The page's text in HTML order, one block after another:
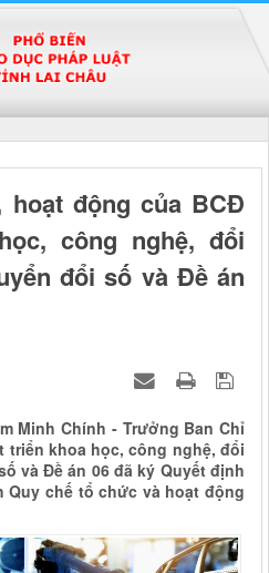
động của BCĐ
công nghệ, đổi
đổi số và Đề án
Minh Chính - Trưởng Ban Chỉ
triển khoa học, công nghệ, đổi
và Đề án 06 đã ký Quyết định
Quy chế tổ chức và hoạt động